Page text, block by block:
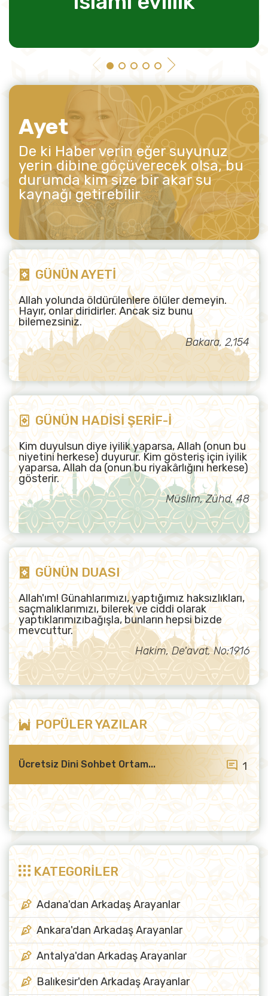
Ayet
De ki Haber verin eğer suyunuz
yerin dibine göçüverecek olsa, bu
durumda kim size bir akar su
kaynağı getirebilir
GÜNÜN AYETİ
Allah yolunda öldürülenlere ölüler demeyin.
Hayır, onlar diridirler. Ancak siz bunu
bilemezsiniz.
Bakara, 2,154
GÜNÜN HADİSİ ŞERİF-İ
Kim duyulsun diye iyilik yaparsa, Allah (onun bu
niyetini herkese) duyurur. Kim gösteriş için iyilik
yaparsa, Allah da (onun bu riyakârlığını herkese)
gösterir.
Müslim, Zühd, 48
GÜNÜN DUASI
Allah'ım! Günahlarımızı, yaptığımız haksızlıkları,
saçmalıklarımızı, bilerek ve ciddi olarak
yaptıklarımızıbağışla, bunların hepsi bizde
mevcuttur.
Hakim, De'avat, No:1916
POPÜLER YAZILAR
Ücretsiz Dini Sohbet Ortam... 1
KATEGORİLER
Adana'dan Arkadaş Arayanlar
Ankara'dan Arkadaş Arayanlar
Antalya'dan Arkadaş Arayanlar
Balıkesir'den Arkadaş Arayanlar